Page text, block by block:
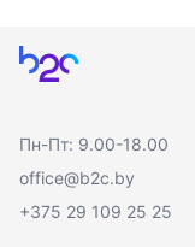
Главная
Пн-Пт: 9.00-18.00
office@b2c.by
+375 29 109 25 25